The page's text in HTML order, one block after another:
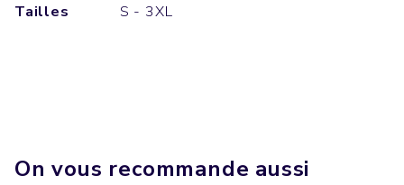
Tailles
S - 3XL
On vous recommande aussi